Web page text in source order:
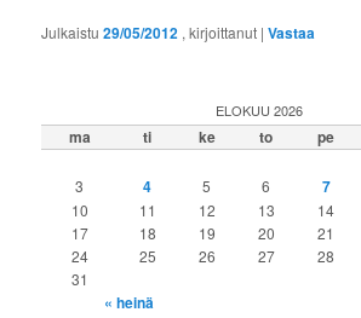
Julkaistu29/05/2012 , kirjoittanut |Vastaa
ELOKUU 2026
ma ti ke to pe
3 4 5 6 7
10
11 12 13 14
17
18 19 20 21
24
25 26 27 28
31
« heinä